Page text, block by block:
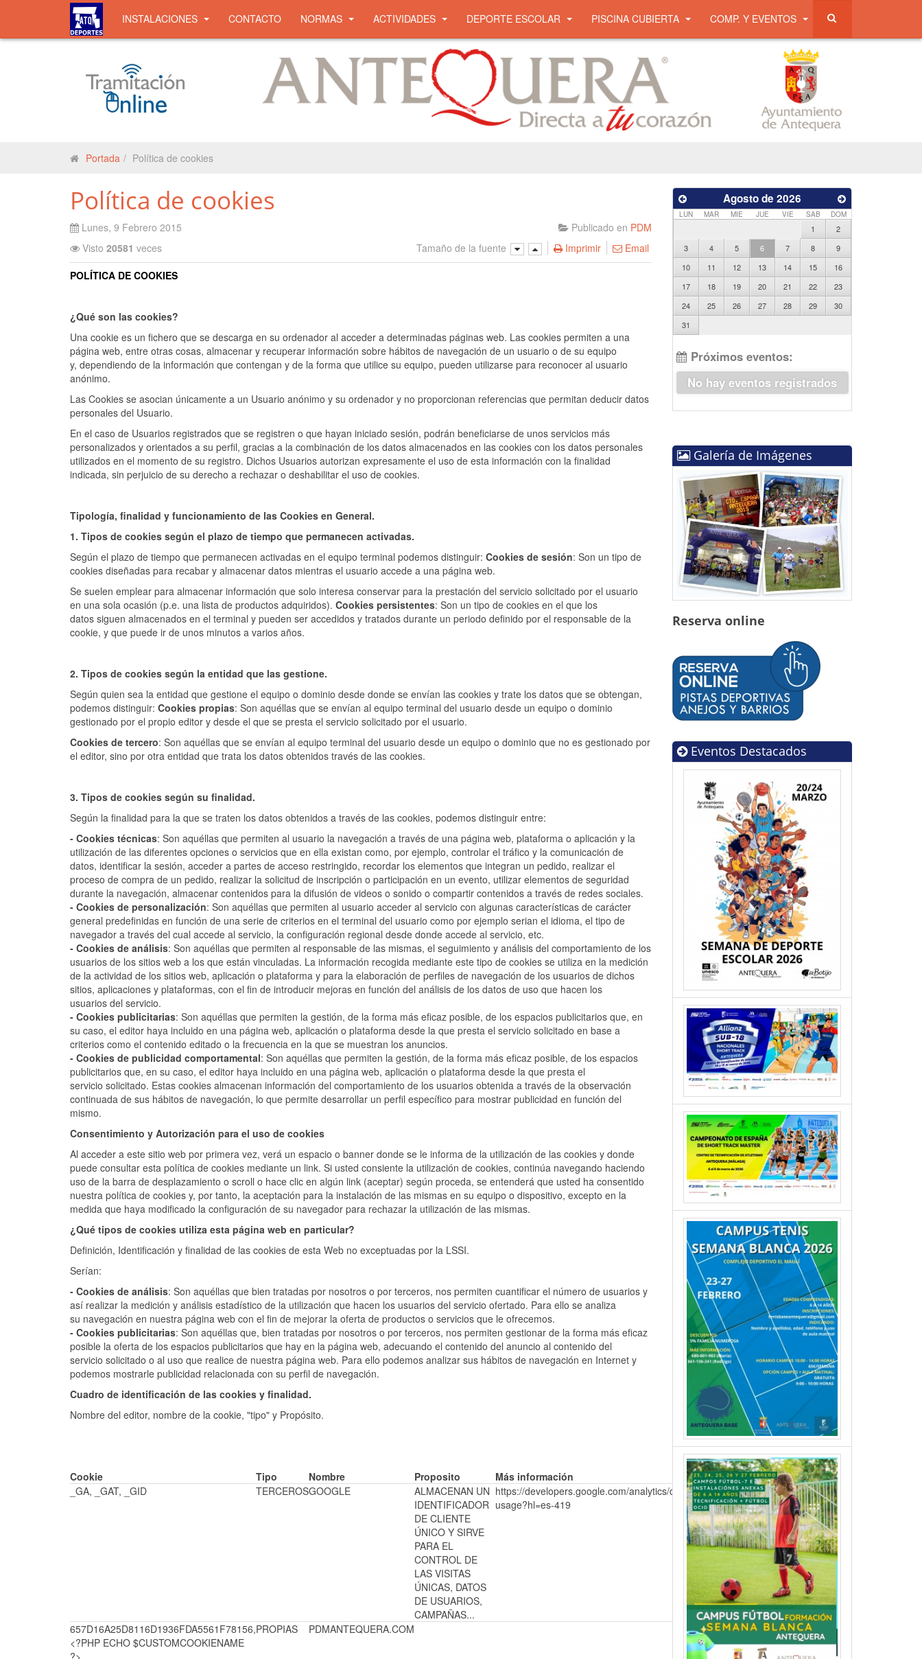
INSTALACIONES CONTACTO NORMAS ACTIVIDADES DEPORTE ESCOLAR PISCINA CUBIERTA COMP. Y EVENTOS
Portada Política de cookies
Política de cookies
Lunes, 9 Febrero 2015 Publicado en PDM
Visto 20581 veces Tamaño de la fuente Imprimir Email
POLÍTICA DE COOKIES
¿Qué son las cookies?
Una cookie es un fichero que se descarga en su ordenador al acceder a determinadas páginas web. Las cookies permiten a una
página web, entre otras cosas, almacenar y recuperar información sobre hábitos de navegación de un usuario o de su equipo
y, dependiendo de la información que contengan y de la forma que utilice su equipo, pueden utilizarse para reconocer al usuario
anónimo.
Las Cookies se asocian únicamente a un Usuario anónimo y su ordenador y no proporcionan referencias que permitan deducir datos
personales del Usuario.
En el caso de Usuarios registrados que se registren o que hayan iniciado sesión, podrán beneficiarse de unos servicios más
personalizados y orientados a su perfil, gracias a la combinación de los datos almacenados en las cookies con los datos personales
utilizados en el momento de su registro. Dichos Usuarios autorizan expresamente el uso de esta información con la finalidad
indicada, sin perjuicio de su derecho a rechazar o deshabilitar el uso de cookies.
Tipología, finalidad y funcionamiento de las Cookies en General.
1. Tipos de cookies según el plazo de tiempo que permanecen activadas.
Según el plazo de tiempo que permanecen activadas en el equipo terminal podemos distinguir: Cookies de sesión: Son un tipo de
cookies diseñadas para recabar y almacenar datos mientras el usuario accede a una página web.
Se suelen emplear para almacenar información que solo interesa conservar para la prestación del servicio solicitado por el usuario
en una sola ocasión (p.e. una lista de productos adquiridos). Cookies persistentes: Son un tipo de cookies en el que los
datos siguen almacenados en el terminal y pueden ser accedidos y tratados durante un periodo definido por el responsable de la
cookie, y que puede ir de unos minutos a varios años.
2. Tipos de cookies según la entidad que las gestione.
Según quien sea la entidad que gestione el equipo o dominio desde donde se envían las cookies y trate los datos que se obtengan,
podemos distinguir: Cookies propias: Son aquéllas que se envían al equipo terminal del usuario desde un equipo o dominio
gestionado por el propio editor y desde el que se presta el servicio solicitado por el usuario.
Cookies de tercero: Son aquéllas que se envían al equipo terminal del usuario desde un equipo o dominio que no es gestionado por
el editor, sino por otra entidad que trata los datos obtenidos través de las cookies.
3. Tipos de cookies según su finalidad.
Según la finalidad para la que se traten los datos obtenidos a través de las cookies, podemos distinguir entre:
- Cookies técnicas: Son aquéllas que permiten al usuario la navegación a través de una página web, plataforma o aplicación y la
utilización de las diferentes opciones o servicios que en ella existan como, por ejemplo, controlar el tráfico y la comunicación de
datos, identificar la sesión, acceder a partes de acceso restringido, recordar los elementos que integran un pedido, realizar el
proceso de compra de un pedido, realizar la solicitud de inscripción o participación en un evento, utilizar elementos de seguridad
durante la navegación, almacenar contenidos para la difusión de videos o sonido o compartir contenidos a través de redes sociales.
- Cookies de personalización: Son aquéllas que permiten al usuario acceder al servicio con algunas características de carácter
general predefinidas en función de una serie de criterios en el terminal del usuario como por ejemplo serian el idioma, el tipo de
navegador a través del cual accede al servicio, la configuración regional desde donde accede al servicio, etc.
- Cookies de análisis: Son aquéllas que permiten al responsable de las mismas, el seguimiento y análisis del comportamiento de los
usuarios de los sitios web a los que están vinculadas. La información recogida mediante este tipo de cookies se utiliza en la medición
de la actividad de los sitios web, aplicación o plataforma y para la elaboración de perfiles de navegación de los usuarios de dichos
sitios, aplicaciones y plataformas, con el fin de introducir mejoras en función del análisis de los datos de uso que hacen los
usuarios del servicio.
- Cookies publicitarias: Son aquéllas que permiten la gestión, de la forma más eficaz posible, de los espacios publicitarios que, en
su caso, el editor haya incluido en una página web, aplicación o plataforma desde la que presta el servicio solicitado en base a
criterios como el contenido editado o la frecuencia en la que se muestran los anuncios.
- Cookies de publicidad comportamental: Son aquéllas que permiten la gestión, de la forma más eficaz posible, de los espacios
publicitarios que, en su caso, el editor haya incluido en una página web, aplicación o plataforma desde la que presta el
servicio solicitado. Estas cookies almacenan información del comportamiento de los usuarios obtenida a través de la observación
continuada de sus hábitos de navegación, lo que permite desarrollar un perfil específico para mostrar publicidad en función del
mismo.
Consentimiento y Autorización para el uso de cookies
Al acceder a este sitio web por primera vez, verá un espacio o banner donde se le informa de la utilización de las cookies y donde
puede consultar esta política de cookies mediante un link. Si usted consiente la utilización de cookies, continúa navegando haciendo
uso de la barra de desplazamiento o scroll o hace clic en algún link (aceptar) según proceda, se entenderá que usted ha consentido
nuestra política de cookies y, por tanto, la aceptación para la instalación de las mismas en su equipo o dispositivo, excepto en la
medida que haya modificado la configuración de su navegador para rechazar la utilización de las mismas.
¿Qué tipos de cookies utiliza esta página web en particular?
Definición, Identificación y finalidad de las cookies de esta Web no exceptuadas por la LSSI.
Serían:
- Cookies de análisis: Son aquéllas que bien tratadas por nosotros o por terceros, nos permiten cuantificar el número de usuarios y
así realizar la medición y análisis estadístico de la utilización que hacen los usuarios del servicio ofertado. Para ello se analiza
su navegación en nuestra página web con el fin de mejorar la oferta de productos o servicios que le ofrecemos.
- Cookies publicitarias: Son aquéllas que, bien tratadas por nosotros o por terceros, nos permiten gestionar de la forma más eficaz
posible la oferta de los espacios publicitarios que hay en la página web, adecuando el contenido del anuncio al contenido del
servicio solicitado o al uso que realice de nuestra página web. Para ello podemos analizar sus hábitos de navegación en Internet y
podemos mostrarle publicidad relacionada con su perfil de navegación.
Cuadro de identificación de las cookies y finalidad.
Nombre del editor, nombre de la cookie, "tipo" y Propósito.
Cookie Tipo Nombre Proposito
Más información
_GA, _GAT, _GID
TERCEROSGOOGLE
ALMACENAN UN
IDENTIFICADOR
DE CLIENTE
ÚNICO Y SIRVE
PARA EL
CONTROL DE
LAS VISITAS
ÚNICAS, DATOS
DE USUARIOS,
CAMPAÑAS...
https://developers.google.com/analytics/devguides/collection/analyticsjs/cookie-
usage?hl=es-419
657D16A25D8116D1936FDA5561F78156,
<?PHP ECHO $CUSTOMCOOKIENAME
PROPIAS PDMANTEQUERA.COM
Agosto de 2026
LUN MAR MIE JUE VIE SAB DOM
1
2
3
4 5 6 7 8
9
10
11 12 13 14 15
16
17
18 19 20 21 22
23
24
25 26 27 28 29
30
31
Próximos eventos:
No hay eventos registrados
Galería de Imágenes
Reserva online
Eventos Destacados